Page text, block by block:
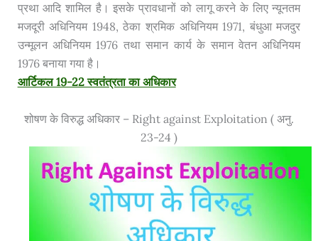
प्रथा आदि शामिल है। इसके प्रावधानों को लागू करने के लिए न्यूनतम
मजदूरी अधिनियम 1948, ठेका श्रमिक अधिनियम 1971, बंधुआ मजदुर
उन्मूलन अधिनियम 1976 तथा समान कार्य के समान वेतन अधिनियम
1976 बनाया गया है।
आर्टिकल 19-22 स्वतंत्रता का अधिकार
शोषण के विरुद्ध अधिकार – Right against Exploitation ( अनु.
23-24 )